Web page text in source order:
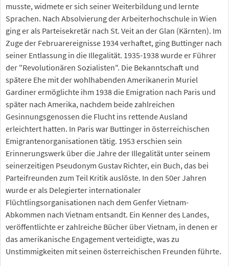
musste, widmete er sich seiner Weiterbildung und lernte
Sprachen. Nach Absolvierung der Arbeiterhochschule in Wien
ging er als Parteisekretär nach St. Veit an der Glan (Kärnten). Im
Zuge der Februarereignisse 1934 verhaftet, ging Buttinger nach
seiner Entlassung in die Illegalität. 1935-1938 wurde er Führer
der "Revolutionären Sozialisten". Die Bekanntschaft und
spätere Ehe mit der wohlhabenden Amerikanerin Muriel
Gardiner ermöglichte ihm 1938 die Emigration nach Paris und
später nach Amerika, nachdem beide zahlreichen
Gesinnungsgenossen die Flucht ins rettende Ausland
erleichtert hatten. In Paris war Buttinger in österreichischen
Emigrantenorganisationen tätig. 1953 erschien sein
Erinnerungswerk über die Jahre der Illegalität unter seinem
seinerzeitigen Pseudonym Gustav Richter, ein Buch, das bei
Parteifreunden zum Teil Kritik auslöste. In den 50er Jahren
wurde er als Delegierter internationaler
Flüchtlingsorganisationen nach dem Genfer Vietnam-
Abkommen nach Vietnam entsandt. Ein Kenner des Landes,
veröffentlichte er zahlreiche Bücher über Vietnam, in denen er
das amerikanische Engagement verteidigte, was zu
Unstimmigkeiten mit seinen österreichischen Freunden führte.